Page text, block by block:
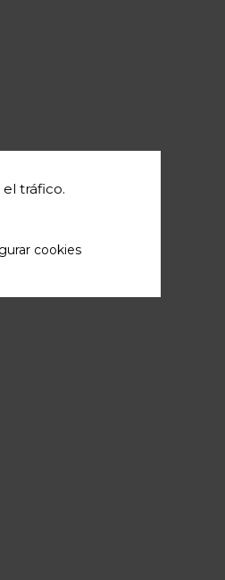
tráfico.
cookies